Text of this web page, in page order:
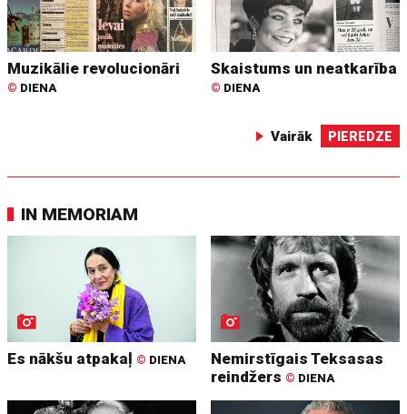
Muzikālie revolucionāri
© DIENA
Skaistums un neatkarība
© DIENA
Vairāk PIEREDZE
IN MEMORIAM
Es nākšu atpakaļ © DIENA
Nemirstīgais Teksasas
reindžers © DIENA